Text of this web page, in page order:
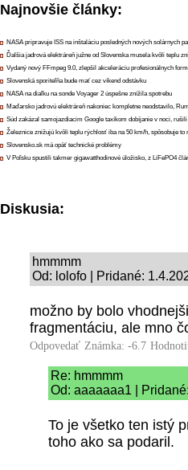
Najnovšie články:
NASA pripravuje ISS na inštaláciu posledných nových solárnych
Ďalšia jadrová elektráreň južne od Slovenska musela kvôli teplu
Vydaný nový FFmpeg 9.0, zlepšil akceleráciu profesionálnych
Slovenská sporiteľňa bude mať cez víkend odstávku
NASA na diaľku na sonde Voyager 2 úspešne znížila spotrebu
Maďarsko jadrovú elektráreň nakoniec kompletne neodstavilo,
Súd zakázal samojazdiacim Google taxíkom dobíjanie v noci,
Železnice znižujú kvôli teplu rýchlosť iba na 50 km/h, spôsobuje to
Slovensko.sk má opäť technické problémy
V Poľsku spustili takmer gigawatthodinové úložisko, z LiFePO4
Diskusia:
hmmmm
Od: lolofo | Pridané:
možno by bolo
fragmentáciu, ale mno
Odpovedať Známka: -6.7
Re: hmmmm
Od: aaaaaaa1 |
To je všetko ten istý
toho ako sa podaril.